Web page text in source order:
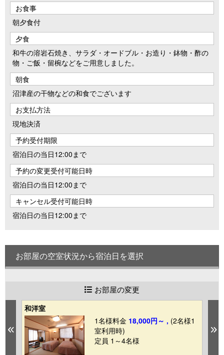
お食事
朝夕食付
夕食
和牛の溶岩石焼き、サラダ・オードブル・お造り・鉢物・酢の
物・ご飯・留椀などをご用意しました。
朝食
沼津産の干物などの和食でございます
お支払方法
現地決済
予約受付期限
宿泊日の当日12:00まで
予約の変更受付可能日時
宿泊日の当日12:00まで
キャンセル受付可能日時
宿泊日の当日12:00まで
お部屋の空室状況から宿泊日を選択
お部屋の変更
Previous
和洋室
1名様料金 18,000円～ , (2名様1
室利用時)
定員 1～4名様